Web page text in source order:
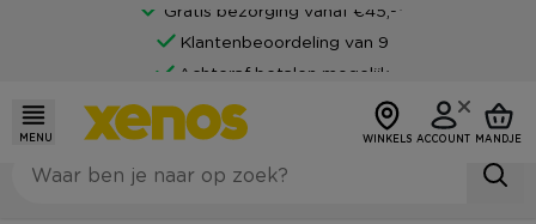
Gratis bezorging vanaf €45,-*
Klantenbeoordeling van 9
Achteraf betalen mogelijk
MENU WINKELS ACCOUNT MANDJE